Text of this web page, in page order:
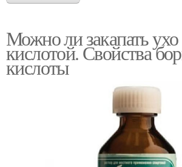
Можно ли закапать
кислотой. Свойства
кислоты